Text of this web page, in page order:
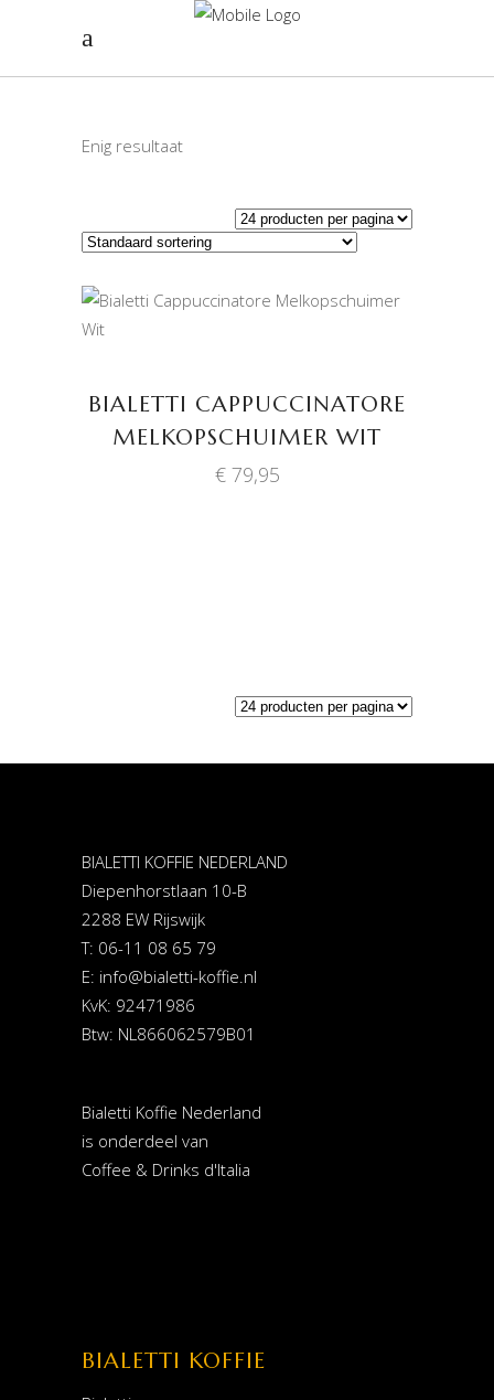
Enig resultaat
BIALETTI CAPPUCCINATORE
MELKOPSCHUIMER WIT
€79,95
BIALETTI KOFFIE NEDERLAND
Diepenhorstlaan 10-B
2288 EW Rijswijk
T: 06-11 08 65 79
E: info@bialetti-koffie.nl
KvK: 92471986
Btw: NL866062579B01
Bialetti Koffie Nederland
is onderdeel van
Coffee & Drinks d'Italia
BIALETTI KOFFIE